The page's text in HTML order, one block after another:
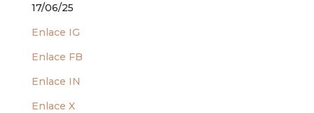
17/06/25
Enlace IG
Enlace FB
Enlace IN
Enlace X